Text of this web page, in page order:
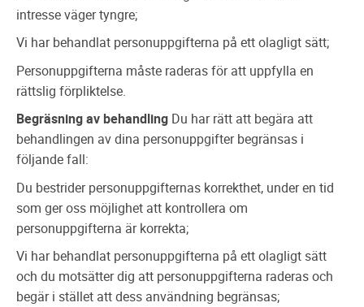
intresse väger tyngre;
Vi har behandlat personuppgifterna på ett olagligt sätt;
Personuppgifterna måste raderas för att uppfylla en
rättslig förpliktelse.
Begräsning av behandling Du har rätt att begära att
behandlingen av dina personuppgifter begränsas i
följande fall:
Du bestrider personuppgifternas korrekthet, under en tid
som ger oss möjlighet att kontrollera om
personuppgifterna är korrekta;
Vi har behandlat personuppgifterna på ett olagligt sätt
och du motsätter dig att personuppgifterna raderas och
begär i stället att dess användning begränsas;